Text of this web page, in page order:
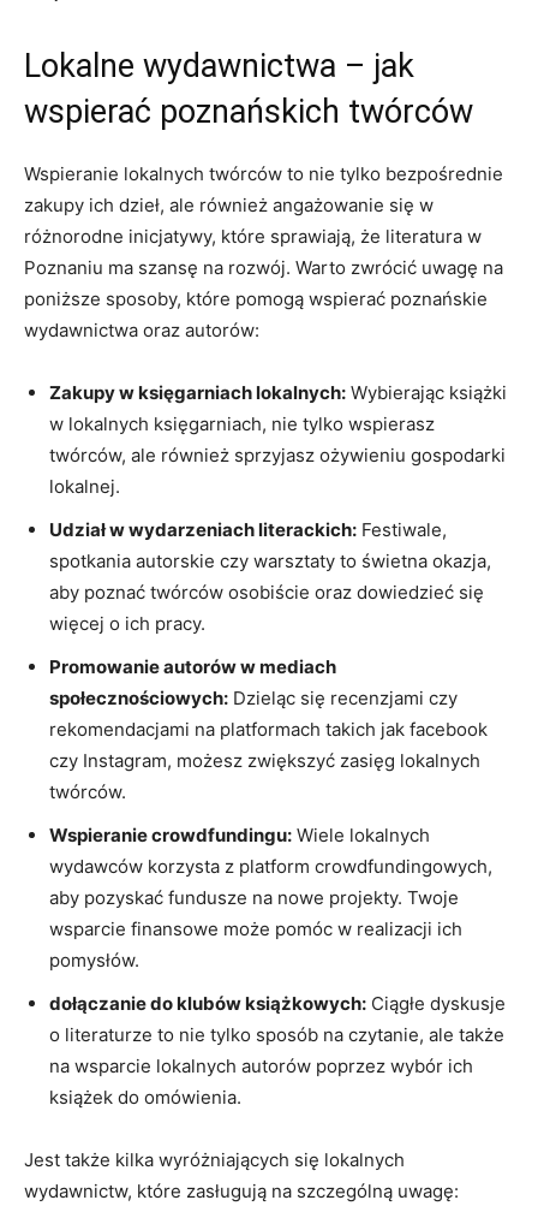
Lokalne wydawnictwa – jak
wspierać poznańskich twórców
Wspieranie lokalnych twórców to nie tylko bezpośrednie
zakupy ich dzieł, ale również angażowanie się w
różnorodne inicjatywy, które sprawiają, że literatura w
Poznaniu ma szansę na rozwój. Warto zwrócić uwagę na
poniższe sposoby, które pomogą wspierać poznańskie
wydawnictwa oraz autorów:
Zakupy w księgarniach lokalnych: Wybierając książki
w lokalnych księgarniach, nie tylko wspierasz
twórców, ale również sprzyjasz ożywieniu gospodarki
lokalnej.
Udział w wydarzeniach literackich: Festiwale,
spotkania autorskie czy warsztaty to świetna okazja,
aby poznać twórców osobiście oraz dowiedzieć się
więcej o ich pracy.
Promowanie autorów w mediach
społecznościowych: Dzieląc się recenzjami czy
rekomendacjami na platformach takich jak facebook
czy Instagram, możesz zwiększyć zasięg lokalnych
twórców.
Wspieranie crowdfundingu: Wiele lokalnych
wydawców korzysta z platform crowdfundingowych,
aby pozyskać fundusze na nowe projekty. Twoje
wsparcie finansowe może pomóc w realizacji ich
pomysłów.
dołączanie do klubów książkowych: Ciągłe dyskusje
o literaturze to nie tylko sposób na czytanie, ale także
na wsparcie lokalnych autorów poprzez wybór ich
książek do omówienia.
Jest także kilka wyróżniających się lokalnych
wydawnictw, które zasługują na szczególną uwagę: